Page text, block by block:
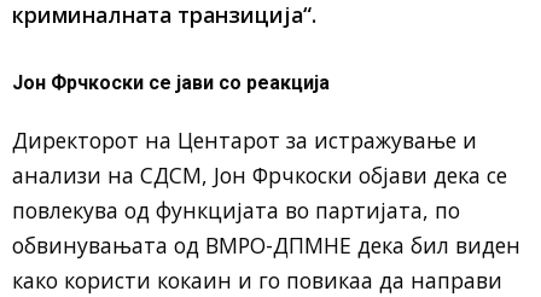
криминалната транзиција“.
Јон Фрчкоски се јави со реакција
Директорот на Центарот за истражување и
анализи на СДСМ, Јон Фрчкоски објави дека се
повлекува од функцијата во партијата, по
обвинувањата од ВМРО-ДПМНЕ дека бил виден
како користи кокаин и го повикаа да направи